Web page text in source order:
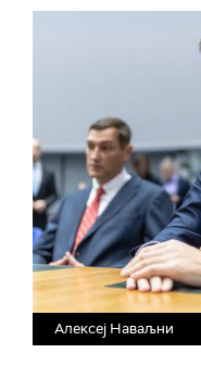
Алексеј Наваљни